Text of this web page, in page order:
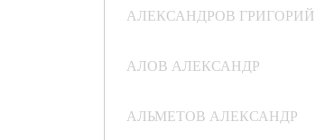
АЛЕКСАНДРОВ ГРИГОРИЙ
АЛОВ АЛЕКСАНДР
АЛЬМЕТОВ АЛЕКСАНДР